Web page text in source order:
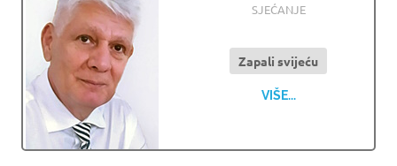
31.05.2024
OSMRTNICE LJUBUSKI
SJEĆANJE
Zapali svijeću
VIŠE...